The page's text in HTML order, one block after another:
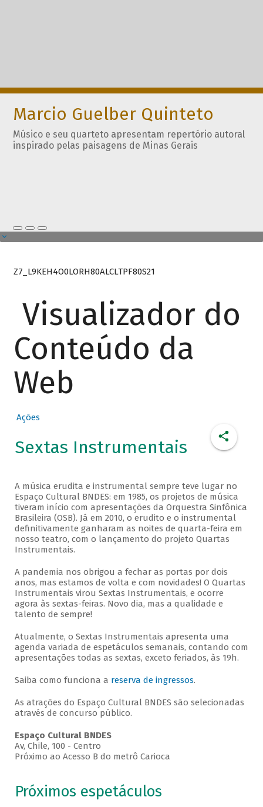
Marcio Guelber Quinteto
Músico e seu quarteto apresentam repertório autoral
inspirado pelas paisagens de Minas Gerais
Z7_L9KEH4O0LORH80ALCLTPF80S21
Visualizador do
Conteúdo da
Web
Ações
Sextas Instrumentais
A música erudita e instrumental sempre teve lugar no
Espaço Cultural BNDES: em 1985, os projetos de música
tiveram início com apresentações da Orquestra Sinfônica
Brasileira (OSB). Já em 2010, o erudito e o instrumental
definitivamente ganharam as noites de quarta-feira em
nosso teatro, com o lançamento do projeto Quartas
Instrumentais.
A pandemia nos obrigou a fechar as portas por dois
anos, mas estamos de volta e com novidades! O Quartas
Instrumentais virou Sextas Instrumentais, e ocorre
agora às sextas-feiras. Novo dia, mas a qualidade e
talento de sempre!
Atualmente, o Sextas Instrumentais apresenta uma
agenda variada de espetáculos semanais, contando com
apresentações todas as sextas, exceto feriados, às 19h.
Saiba como funciona a reserva de ingressos.
As atrações do Espaço Cultural BNDES são selecionadas
através de concurso público.
Espaço Cultural BNDES
Av, Chile, 100 - Centro
Próximo ao Acesso B do metrô Carioca
Próximos espetáculos